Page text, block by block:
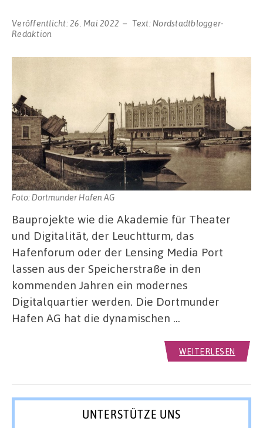
Veröffentlicht:26. Mai 2022 Text: Nordstadtblogger-
Redaktion
Foto: Dortmunder Hafen AG
Bauprojekte wie die Akademie für Theater
und Digitalität, der Leuchtturm, das
Hafenforum oder der Lensing Media Port
lassen aus der Speicherstraße in den
kommenden Jahren ein modernes
Digitalquartier werden. Die Dortmunder
Hafen AG hat die dynamischen …
WEITERLESEN
UNTERSTÜTZE UNS